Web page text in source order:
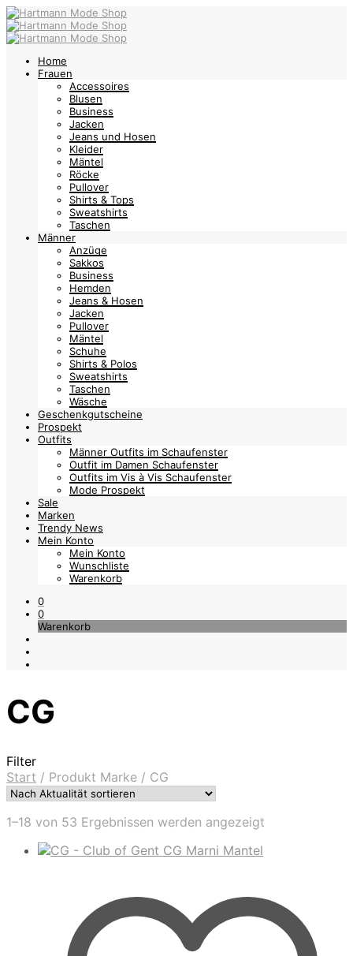
Home
Frauen
Accessoires
Blusen
Business
Jacken
Jeans und Hosen
Kleider
Mäntel
Röcke
Pullover
Shirts & Tops
Sweatshirts
Taschen
Männer
Anzüge
Sakkos
Business
Hemden
Jeans & Hosen
Jacken
Pullover
Mäntel
Schuhe
Shirts & Polos
Sweatshirts
Taschen
Wäsche
Geschenkgutscheine
Prospekt
Outfits
Männer Outfits im Schaufenster
Outfit im Damen Schaufenster
Outfits im Vis à Vis Schaufenster
Mode Prospekt
Sale
Marken
Trendy News
Mein Konto
Mein Konto
Wunschliste
Warenkorb
0
0
Warenkorb
CG
Filter
Start / Produkt Marke / CG
1–18 von 53 Ergebnissen werden angezeigt